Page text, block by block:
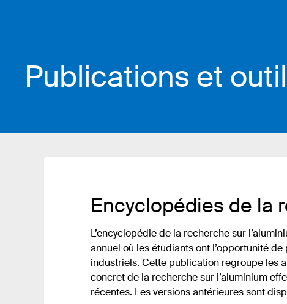
Publications et
Encyclopédies de la
L’encyclopédie de la recherche sur
annuel où les étudiants ont l’opportunité
industriels. Cette publication regroupe les
concret de la recherche sur l’aluminium
récentes. Les versions antérieures sont